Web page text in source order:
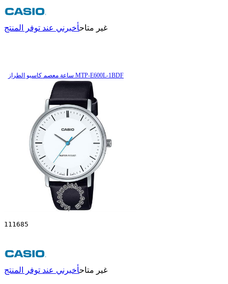
غير متاحأخبرني عند توفر المنتج
ساعة معصم کاسیو الطراز MTP-E600L-1BDF
111685
غير متاحأخبرني عند توفر المنتج